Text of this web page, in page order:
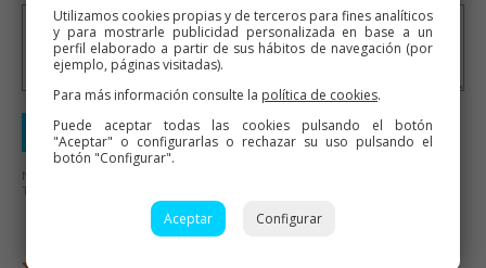
Enviar valoración
No se aceptarán mensajes ofensivos o de mal gusto.
Todos los mensajes serán revisados antes de su publicación.
Utilizamos cookies propias y de terceros para fines analíticos
y para mostrarle publicidad personalizada en base a un
perfil elaborado a partir de sus hábitos de navegación (por
ejemplo, páginas visitadas).
Para más información consulte la política de cookies.
Puede aceptar todas las cookies pulsando el botón
"Aceptar" o configurarlas o rechazar su uso pulsando el
botón "Configurar".
Aceptar Configurar